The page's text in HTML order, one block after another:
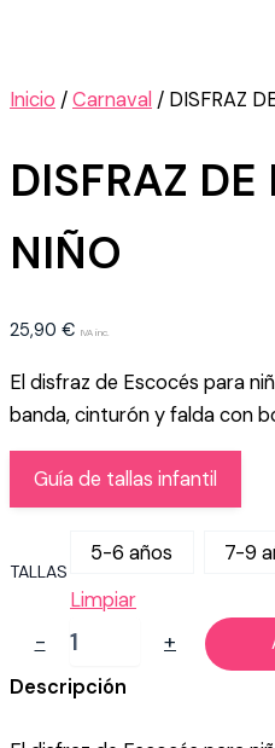
Inicio /Carnaval / DISFRAZ
DISFRAZ DE
NIÑO
25,90 € IVA inc.
El disfraz de Escocés para
banda, cinturón y falda con
Guía de tallas infantil
TALLAS
5-6 años 7-9
Limpiar
-
DISFRAZ
ESCOCÉS
+
Descripción